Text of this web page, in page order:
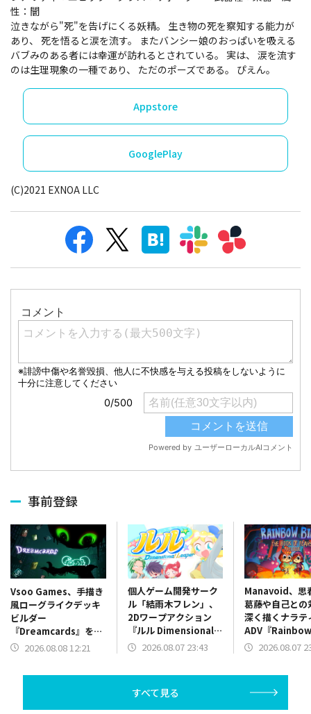
性：闇
泣きながら"死"を告げにくる妖精。 生き物の死を察知する能力が
あり、 死を悟ると涙を流す。 またバンシー娘のおっぱいを吸える
バブみのある者には幸運が訪れるとされている。 実は、 涙を流す
のは生理現象の一種であり、 ただのポーズである。 ぴえん。
Appstore
GooglePlay
(C)︎2021 EXNOA LLC
事前登録
Vsoo Games、手描き
風ローグライクデッキ
ビルダー
『Dreamcards』を
Steamにて2026年8月
2026.08.08 12:21
個人ゲーム開発サーク
ル「結雨木フレン」、
2Dワープアクション
『ルル Dimensional
Leaper』体験版をリ
2026.08.07 23:43
Manavoid、思
葛藤や自己との
深く描くナラテ
ADV『
The Book of
2026.08.07
すべて見る